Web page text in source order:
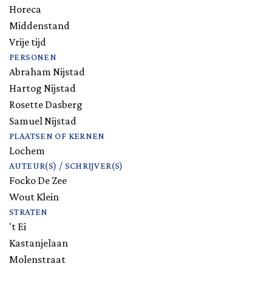
Horeca
Middenstand
Vrije tijd
PERSONEN
Abraham Nijstad
Hartog Nijstad
Rosette Dasberg
Samuel Nijstad
PLAATSEN OF KERNEN
Lochem
AUTEUR(S) / SCHRIJVER(S)
Focko De Zee
Wout Klein
STRATEN
't Ei
Kastanjelaan
Molenstraat